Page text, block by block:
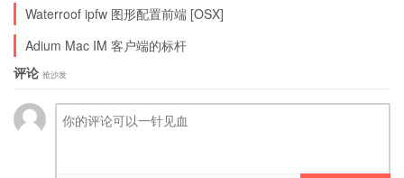
Waterroof ipfw 图形配置前端 [OSX]
Adium Mac IM 客户端的标杆
评论 抢沙发